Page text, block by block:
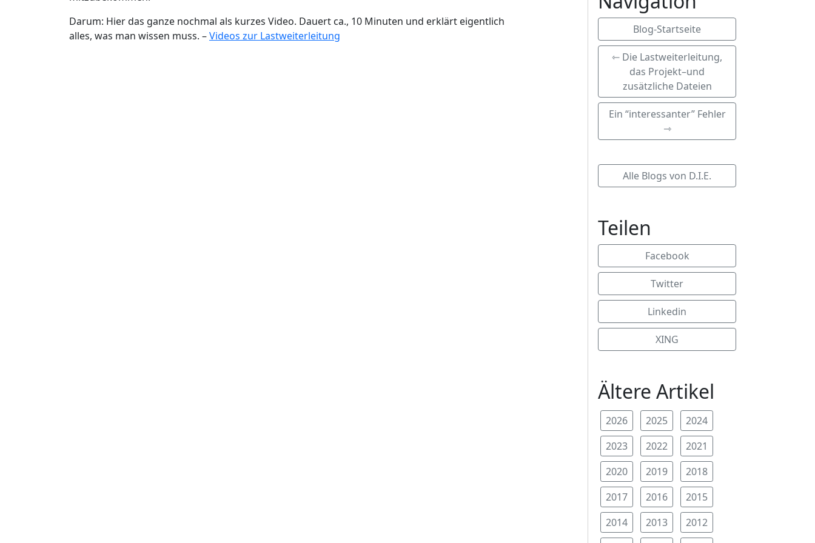
Darum: Hier das ganze nochmal als kurzes Video. Dauert ca., 10 Minuten und erklärt eigentlich
alles, was man wissen muss. –Videos zur Lastweiterleitung Blog-Startseite
⇽ Die Lastweiterleitung,
das Projekt–und
zusätzliche Dateien
Ein “interessanter” Fehler
⇾
Alle Blogs von D.I.E.
Teilen
Facebook
Twitter
Linkedin
XING
Ältere Artikel
2026 2025
2024
2023
2022
2021
2020
2019
2018
2017
2016
2015
2014
2013
2012